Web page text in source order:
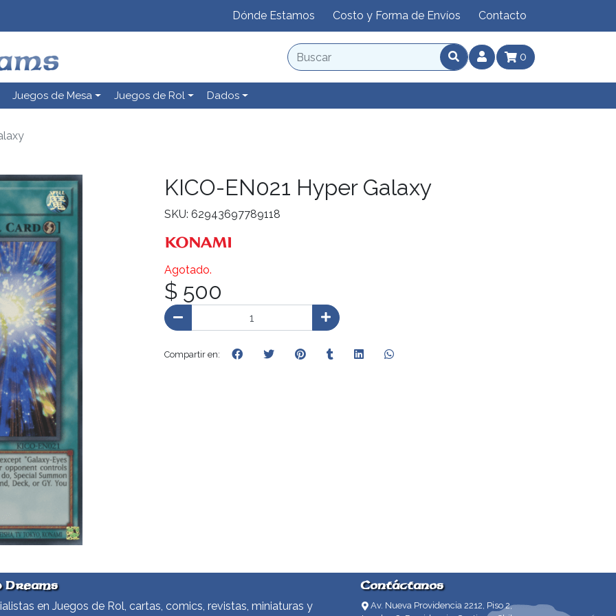
Dónde Estamos Costo y Forma de Envíos Contacto
0
Juegos de Mesa Juegos de Rol Dados
KICO-EN021 Hyper Galaxy
SKU: 62943697789118
Agotado.
$ 500
Compartir en:
Dreams
en Juegos de Rol, cartas, comics, revistas, miniaturas y
Contáctanos
Av. Nueva Providencia 2212, Piso 2,